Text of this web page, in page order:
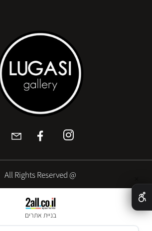
@ All Rights Reserved
בניית אתרים